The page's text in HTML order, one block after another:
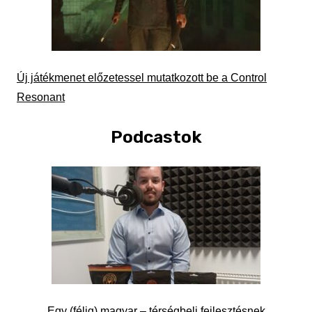
Új játékmenet előzetessel mutatkozott be a Control
Resonant
Podcastok